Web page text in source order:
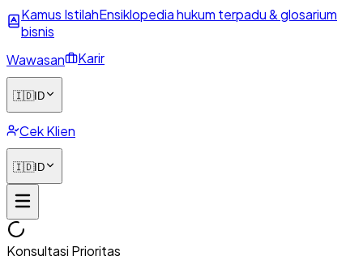
Kamus IstilahEnsiklopedia hukum terpadu & glosarium
bisnis
Wawasan
Karir
🇮🇩ID
Cek Klien
🇮🇩ID
Konsultasi Prioritas